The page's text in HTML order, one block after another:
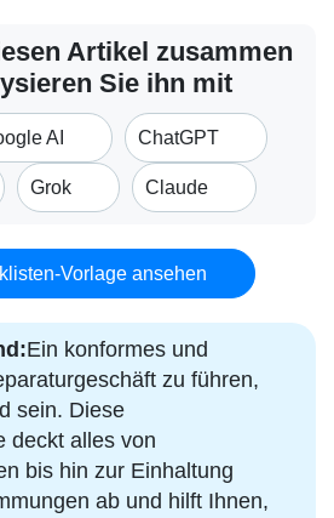
Artikel zusammen
Sie ihn mit
AI ChatGPT
Grok Claude
Vorlage ansehen
Ein konformes und
zu führen,
sein. Diese
deckt alles von
bis hin zur Einhaltung
ab und hilft Ihnen,